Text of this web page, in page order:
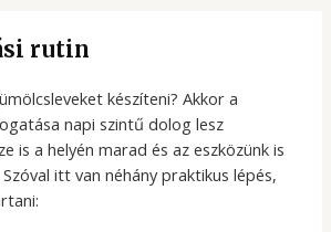
rutin
készíteni? Akkor a
napi szintű dolog lesz
is a helyén marad és az eszközünk is
itt van néhány praktikus lépés,